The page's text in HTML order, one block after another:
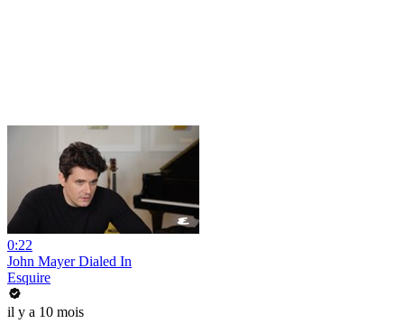
0:22
John Mayer Dialed In
Esquire
il y a 10 mois